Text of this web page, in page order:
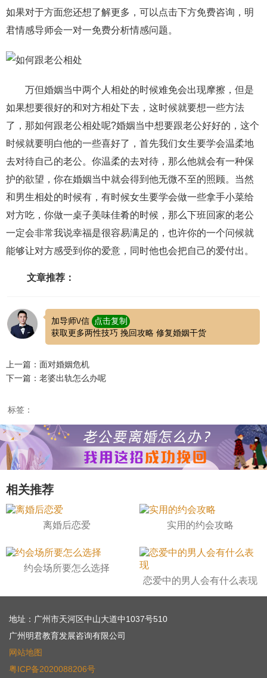
如果对于方面您还想了解更多，可以点击下方免费咨询，明
君情感导师会一对一免费分析情感问题。
万但婚姻当中两个人相处的时候难免会出现摩擦，但是
如果想要很好的和对方相处下去，这时候就要想一些方法
了，那如何跟老公相处呢?婚姻当中想要跟老公好好的，这个
时候就要明白他的一些喜好了，首先我们女生要学会温柔地
去对待自己的老公。你温柔的去对待，那么他就会有一种保
护的欲望，你在婚姻当中就会得到他无微不至的照顾。当然
和男生相处的时候有，有时候女生要学会做一些拿手小菜给
对方吃，你做一桌子美味佳肴的时候，那么下班回家的老公
一定会非常我说幸福是很容易满足的，也许你的一个问候就
能够让对方感受到你的爱意，同时他也会把自己的爱付出。
文章推荐：
加导师\/信
点击复制
获取更多两性技巧 挽回攻略 修复婚姻干货
上一篇：面对婚姻危机
下一篇：老婆出轨怎么办呢
标签：
相关推荐
离婚后恋爱 实用的约会攻略
约会场所要怎么选择
恋爱中的男人会有什么表现
地址：广州市天河区中山大道中1037号510
广州明君教育发展咨询有限公司
网站地图
粤ICP备2020088206号